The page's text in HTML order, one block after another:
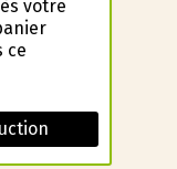
votre
ce